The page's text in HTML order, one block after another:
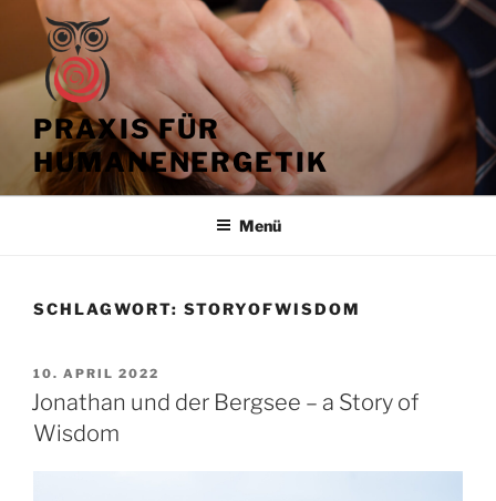
springen
PRAXIS FÜR
HUMANENERGETIK
Menü
SCHLAGWORT: STORYOFWISDOM
VERÖFFENTLICHT
AM
10. APRIL 2022
Jonathan und der Bergsee – a Story of
Wisdom